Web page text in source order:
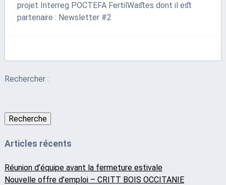
projet Interreg POCTEFA FertilWastes dont il est
partenaire : Newsletter #2
Rechercher :
Recherche
Articles récents
Réunion d’équipe avant la fermeture estivale
Nouvelle offre d’emploi – CRITT BOIS OCCITANIE